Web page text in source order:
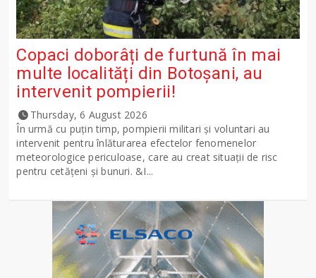
Copaci doborâți de furtună în mai
multe localități din Botoșani, au
intervenit pompierii!
Thursday, 6 August 2026
În urmă cu puțin timp, pompierii militari și voluntari au
intervenit pentru înlăturarea efectelor fenomenelor
meteorologice periculoase, care au creat situații de risc
pentru cetățeni și bunuri. &I...